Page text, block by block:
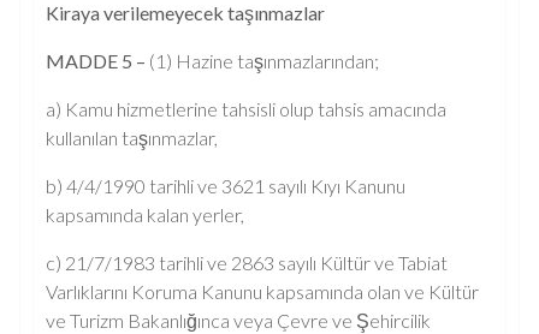
Kiraya verilemeyecek taşınmazlar
MADDE 5 – (1) Hazine taşınmazlarından;
a) Kamu hizmetlerine tahsisli olup tahsis amacında
kullanılan taşınmazlar,
b) 4/4/1990 tarihli ve 3621 sayılı Kıyı Kanunu
kapsamında kalan yerler,
c) 21/7/1983 tarihli ve 2863 sayılı Kültür ve Tabiat
Varlıklarını Koruma Kanunu kapsamında olan ve Kültür
ve Turizm Bakanlığınca veya Çevre ve Şehircilik